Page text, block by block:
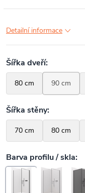
Detailní informace